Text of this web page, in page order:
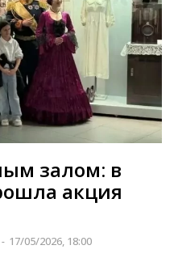
залом: в
акция
- 17/05/2026, 18:00